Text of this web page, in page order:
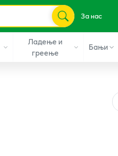
За нас
Ладење и
греење
Бањи